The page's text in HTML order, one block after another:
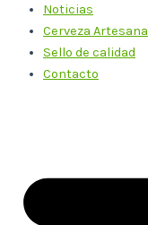
Noticias
Cerveza Artesana
Sello de calidad
Contacto